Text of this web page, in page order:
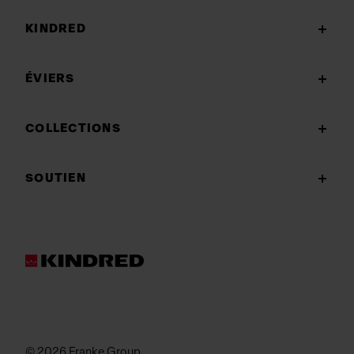
KINDRED
ÉVIERS
COLLECTIONS
SOUTIEN